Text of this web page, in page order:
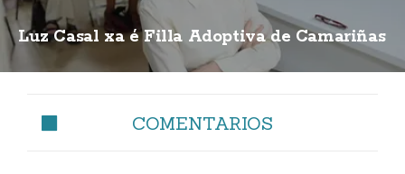
Luz Casal xa é Filla Adoptiva de Camariñas
COMENTARIOS